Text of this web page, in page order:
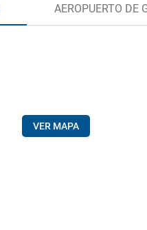
AEROPUERTO DE
VER MAPA